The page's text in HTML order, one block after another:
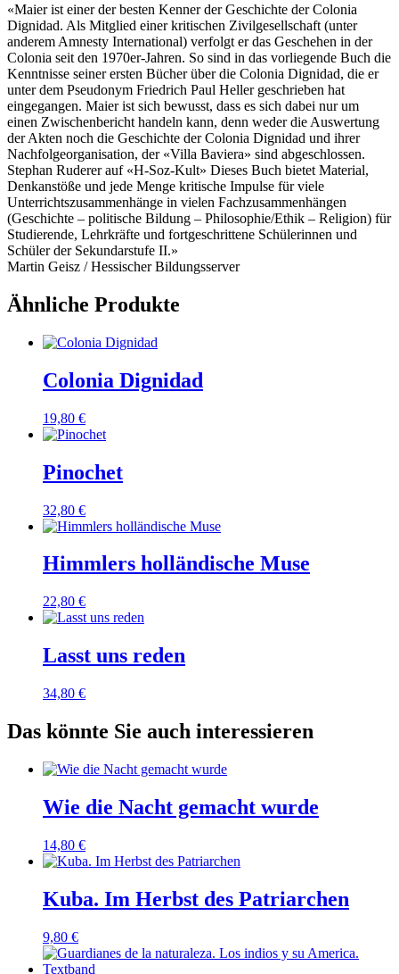
«Maier ist einer der besten Kenner der Geschichte der Colonia
Dignidad. Als Mitglied einer kritischen Zivilgesellschaft (unter
anderem Amnesty International) verfolgt er das Geschehen in der
Colonia seit den 1970er-Jahren. So sind in das vorliegende Buch die
Kenntnisse seiner ersten Bücher über die Colonia Dignidad, die er
unter dem Pseudonym Friedrich Paul Heller geschrieben hat
eingegangen. Maier ist sich bewusst, dass es sich dabei nur um
einen Zwischenbericht handeln kann, denn weder die Auswertung
der Akten noch die Geschichte der Colonia Dignidad und ihrer
Nachfolgeorganisation, der «Villa Baviera» sind abgeschlossen.
Stephan Ruderer auf «H-Soz-Kult» Dieses Buch bietet Material,
Denkanstöße und jede Menge kritische Impulse für viele
Unterrichtszusammenhänge in vielen Fachzusammenhängen
(Geschichte – politische Bildung – Philosophie/Ethik – Religion) für
Studierende, Lehrkräfte und fortgeschrittene Schülerinnen und
Schüler der Sekundarstufe II.»
Martin Geisz / Hessischer Bildungsserver
Ähnliche Produkte
Colonia Dignidad
19,80 €
Pinochet
32,80 €
Himmlers holländische Muse
22,80 €
Lasst uns reden
34,80 €
Das könnte Sie auch interessieren
Wie die Nacht gemacht wurde
14,80 €
Kuba. Im Herbst des Patriarchen
9,80 €